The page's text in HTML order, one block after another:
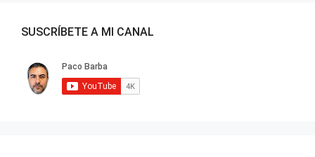
SUSCRÍBETE A MI CANAL